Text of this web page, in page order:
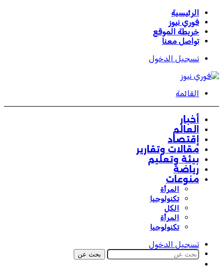
الرئيسية
فوري نيوز
خريطة الموقع
تواصل معنا
تسجيل الدخول
القائمة
أخبار
العالم
إقتصاد
مقالات وتقارير
بيئة وتعليم
رياضة
منوعات
المرأة
تكنولوجيا
الكل
المرأة
تكنولوجيا
تسجيل الدخول
بحث عن